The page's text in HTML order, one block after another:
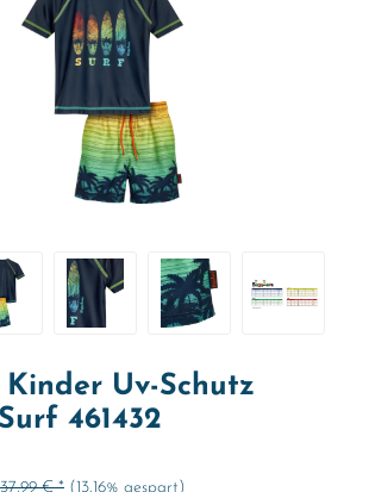
Kinder Uv-Schutz
461432
37,99 € * (13,16% gespart)